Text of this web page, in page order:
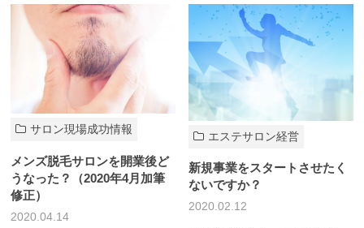
サロン現場成功情報
メンズ脱毛サロンを開業後ど
うなった？（2020年4月加筆
修正）
2020.04.14
エステサロン経営
新規事業をスタートさせたく
ないですか？
2020.02.12